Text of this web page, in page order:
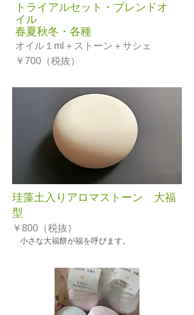
トライアルセット・ブレンドオ
イル
春夏秋冬・各種
オイル１ml＋ストーン＋サシェ
￥700（税抜）
珪藻土入りアロマストーン 大福
型
￥800（税抜）
​ 小さな大福餅が福を呼びます。